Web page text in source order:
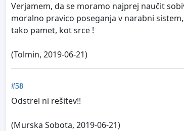
Verjamem, da se moramo najprej naučit
moralno pravico poseganja v narabni
tako pamet, kot srce !
(Tolmin, 2019-06-21)
#58
Odstrel ni rešitev!!
(Murska Sobota, 2019-06-21)